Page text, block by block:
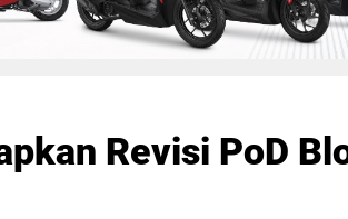
Revisi PoD